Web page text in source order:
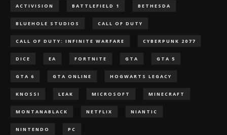
ACTIVISION BATTLEFIELD 1 BETHESDA
BLUEHOLE STUDIOS CALL OF DUTY
CALL OF DUTY: INFINITE WARFARE CYBERPUNK 2077
DICE EA FORTNITE GTA GTA 5
GTA 6 GTA ONLINE HOGWARTS LEGACY
KNOSSI LEAK MICROSOFT MINECRAFT
MONTANABLACK NETFLIX NIANTIC
NINTENDO PC